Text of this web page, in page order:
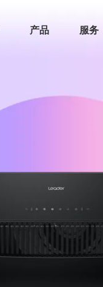
产品 服务